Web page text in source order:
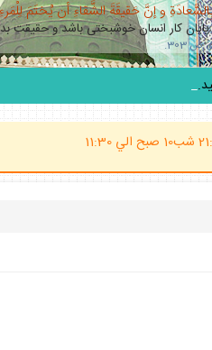
و إنَّ حَقيقَةَ الشَّقاءِ أن يُختَمَ
كار انسان خوشبختى باشد و حقيقت
_
(ساعت پاسخگوي احكام شرعي 20 الي 21:30 شب10 صبح الي 11:30